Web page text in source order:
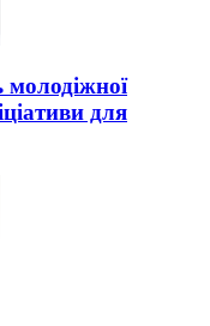
молодіжної
для